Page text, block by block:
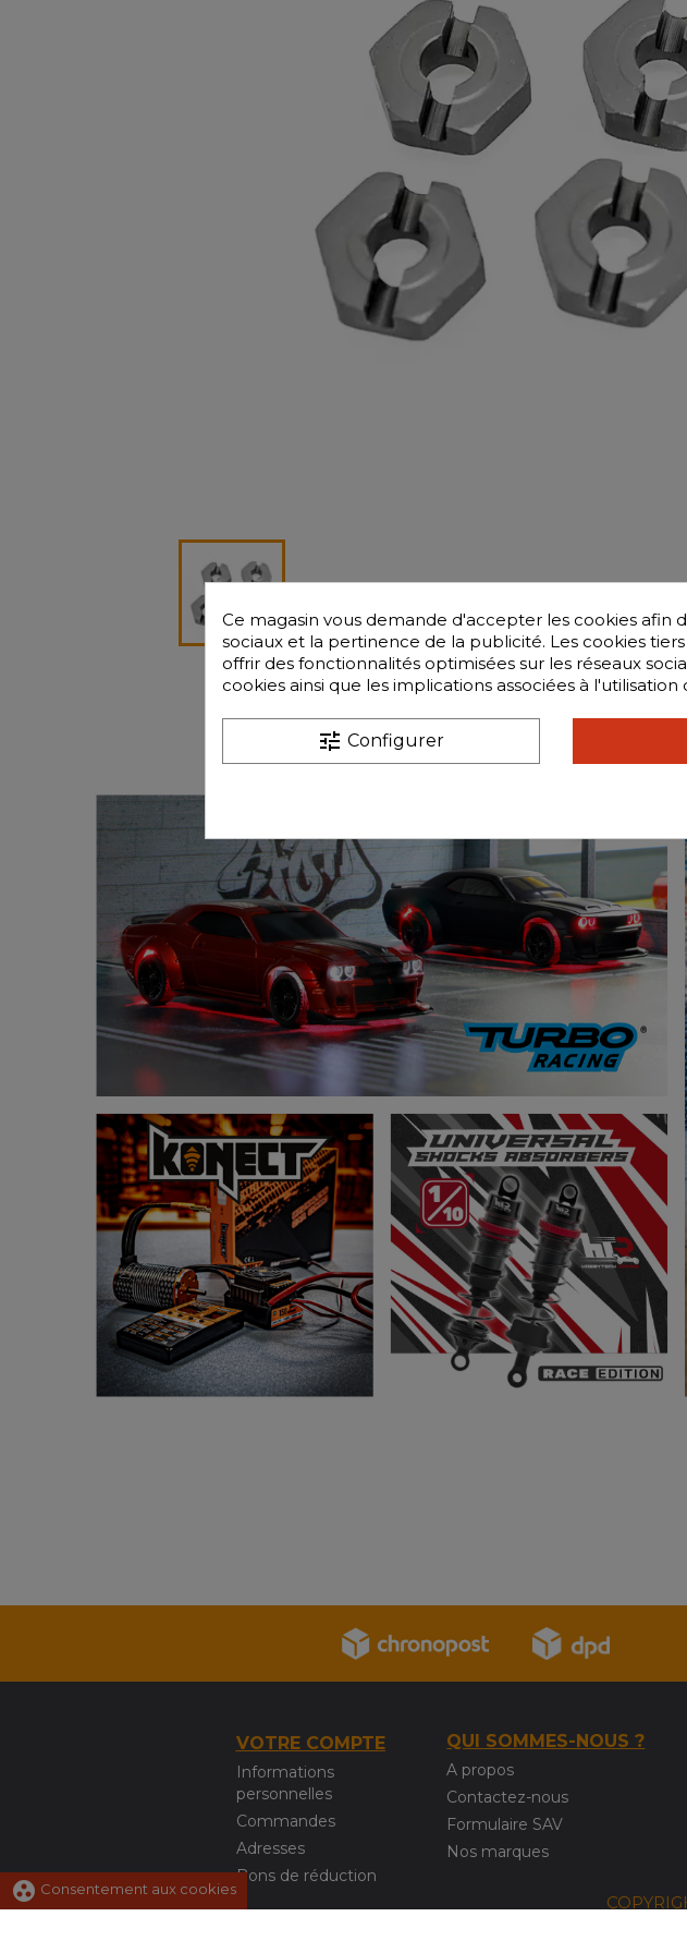
Questions Voitures
VOTRE COMPTE
Informations
personnelles
Commandes
Adresses
Bons de réduction
QUI SOMMES-NOUS ?
A propos
Contactez-nous
Formulaire SAV
Nos marques
Ce magasin vous demande d'accepter les cookies afin
sociaux et la pertinence de la publicité. Les cookies
offrir des fonctionnalités optimisées sur les réseaux
cookies ainsi que les implications associées à
tune Configurer
group_work Consentement aux cookies